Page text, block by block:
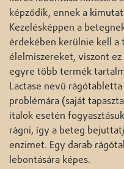
képződik, ennek a
Kezelésképpen a
érdekében kerülnie kell
élelmiszereket, viszont
egyre több termék
Lactase nevű
problémára (saját
italok esetén
rágni, így a beteg
enzimet. Egy darab
lebontására képes.